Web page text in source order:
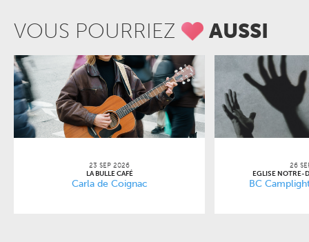
VOUS POURRIEZ AUSSI
23 SEP 2026
LA BULLE CAFÉ
Carla de Coignac
26
EGLISE NOTRE-
BC